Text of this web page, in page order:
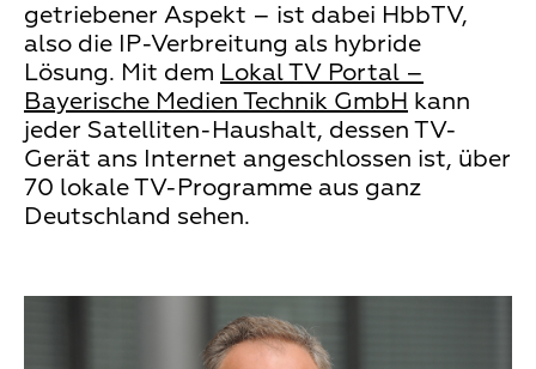
getriebener Aspekt – ist dabei HbbTV,
also die IP-Verbreitung als hybride
Lösung. Mit dem Lokal TV Portal –
Bayerische Medien Technik GmbH kann
jeder Satelliten-Haushalt, dessen TV-
Gerät ans Internet angeschlossen ist, über
70 lokale TV-Programme aus ganz
Deutschland sehen.